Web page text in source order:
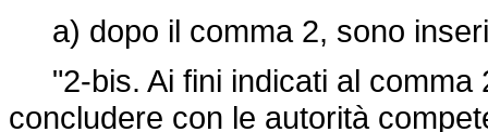
a) dopo il comma 2, sono
"2-bis. Ai fini indicati al comma
concludere con le autorità